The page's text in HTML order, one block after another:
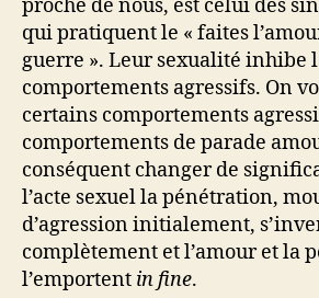
proche de nous, est celui des
qui pratiquent le « faites
guerre ». Leur sexualité inhibe
comportements agressifs. On
certains comportements
comportements de parade
conséquent changer de
l’acte sexuel la pénétration,
d’agression initialement,
complètement et l’amour et la
l’emportent in fine.